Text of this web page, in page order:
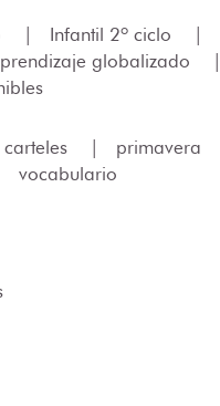
Infantil 2º ciclo
globalizado
carteles primavera
vocabulario